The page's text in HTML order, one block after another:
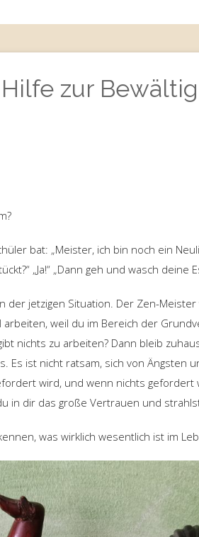
zur
bat: „Meister, ich bin noch ein
„Ja!“ „Dann geh und wasch deine
der jetzigen Situation. Der Zen-
weil du im Bereich der
nichts zu arbeiten? Dann bleib
Es ist nicht ratsam, sich von Ängsten
wird, und wenn nichts gefordert
in dir das große Vertrauen und
was wirklich wesentlich ist im